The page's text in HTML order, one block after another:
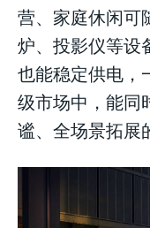
营、家庭休闲可
炉、投影仪等设
也能稳定供电，
级市场中，能同
谧、全场景拓展